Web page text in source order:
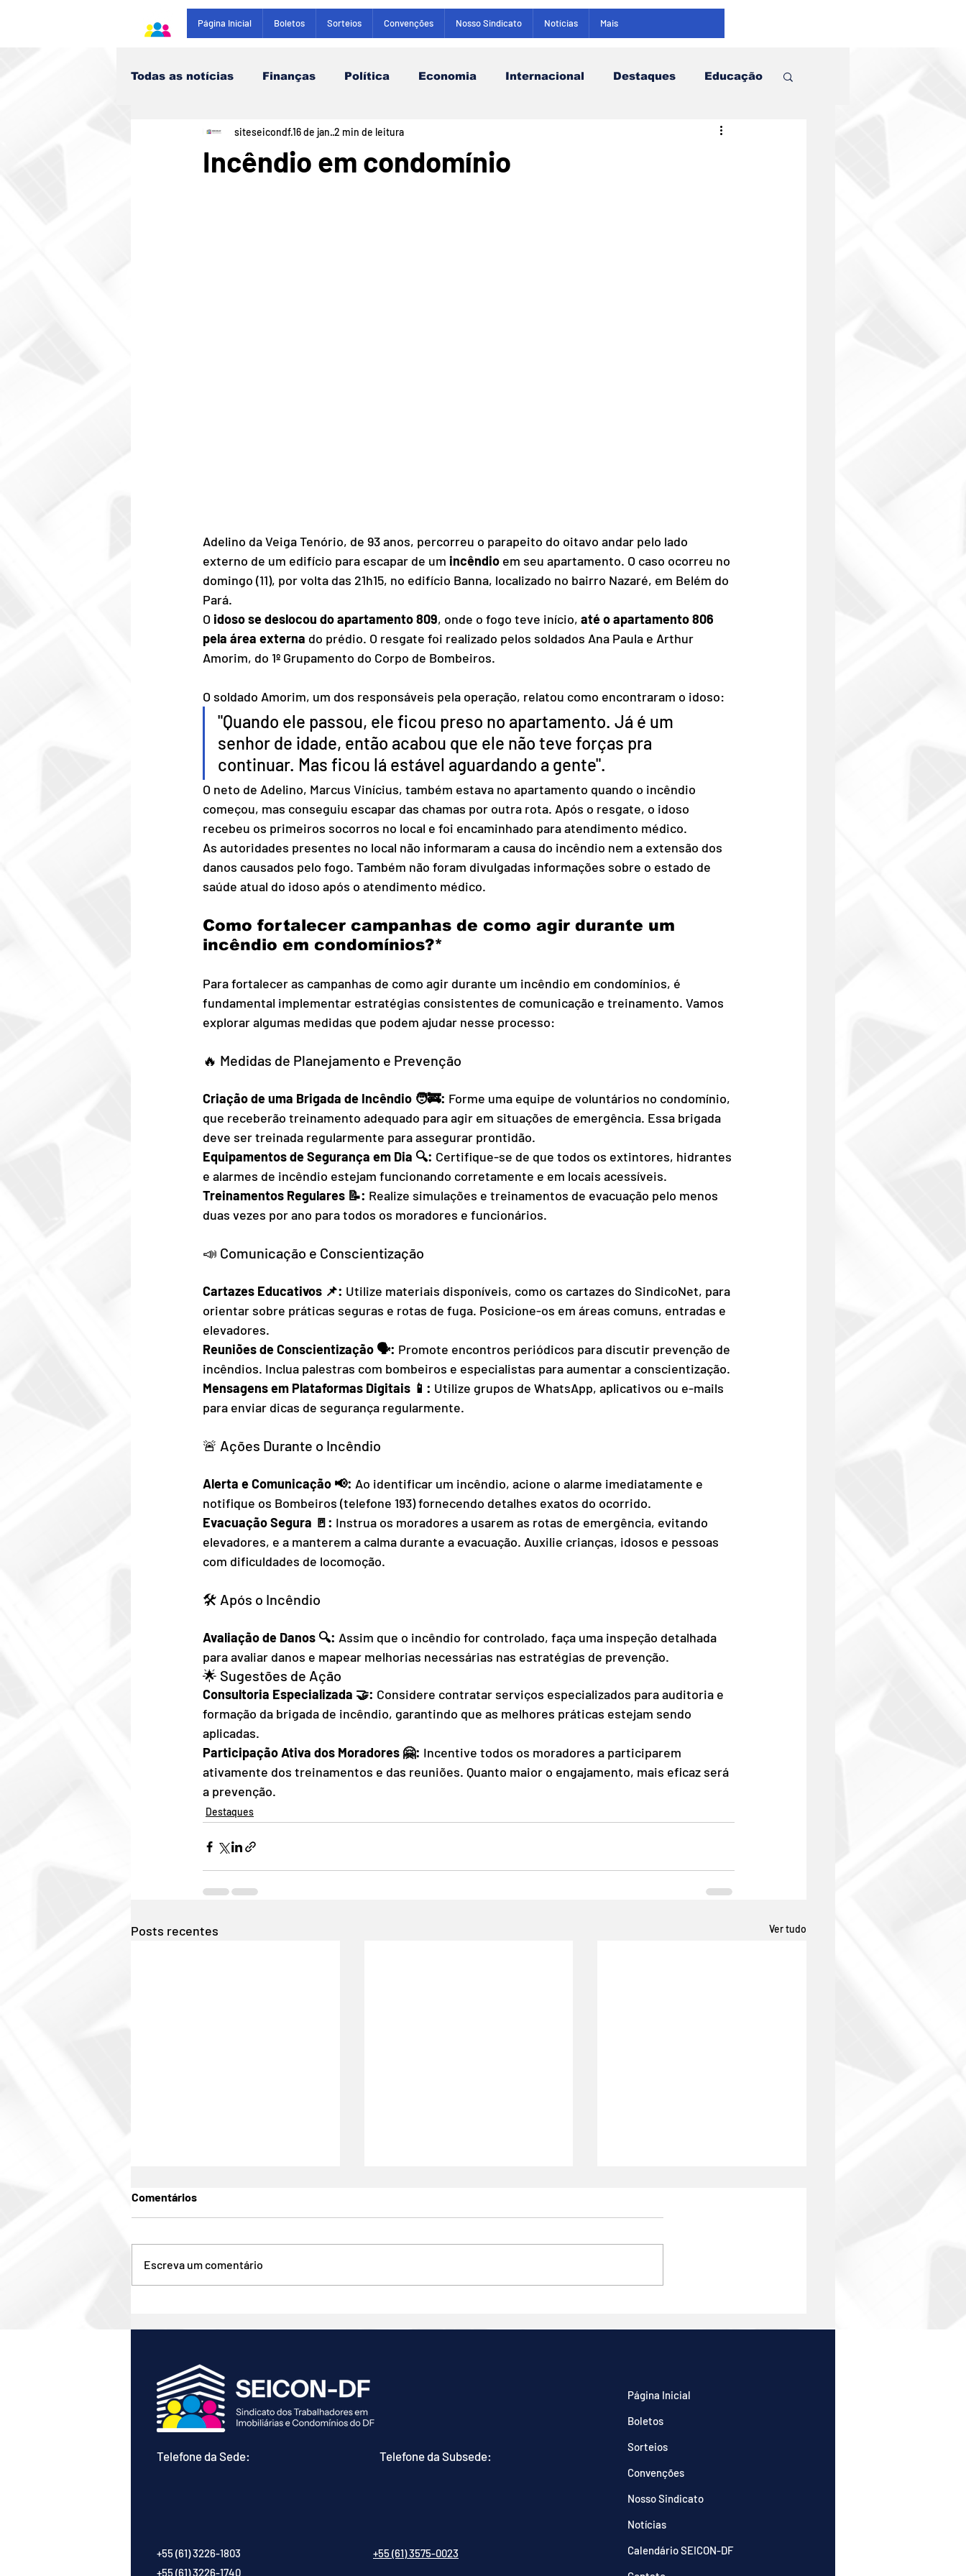
Página Inicial Boletos Sorteios Convenções Nosso Sindicato Notícias Mais
Todas as notícias Finanças Política Economia Internacional Destaques Educação
Incêndio em condomínio
siteseicondf16 de jan.2 min de leitura
Adelino da Veiga Tenório, de 93 anos, percorreu o parapeito do oitavo andar pelo lado
externo de um edifício para escapar de um incêndio em seu apartamento. O caso ocorreu no
domingo (11), por volta das 21h15, no edifício Banna, localizado no bairro Nazaré, em Belém do
Pará.
O idoso se deslocou do apartamento 809, onde o fogo teve início, até o apartamento 806
pela área externa do prédio. O resgate foi realizado pelos soldados Ana Paula e Arthur
Amorim, do 1º Grupamento do Corpo de Bombeiros.
O soldado Amorim, um dos responsáveis pela operação, relatou como encontraram o idoso:
"Quando ele passou, ele ficou preso no apartamento. Já é um
senhor de idade, então acabou que ele não teve forças pra
continuar. Mas ficou lá estável aguardando a gente".
O neto de Adelino, Marcus Vinícius, também estava no apartamento quando o incêndio
começou, mas conseguiu escapar das chamas por outra rota. Após o resgate, o idoso
recebeu os primeiros socorros no local e foi encaminhado para atendimento médico.
As autoridades presentes no local não informaram a causa do incêndio nem a extensão dos
danos causados pelo fogo. Também não foram divulgadas informações sobre o estado de
saúde atual do idoso após o atendimento médico.
Como fortalecer campanhas de como agir durante um
incêndio em condomínios?*
Para fortalecer as campanhas de como agir durante um incêndio em condomínios, é
fundamental implementar estratégias consistentes de comunicação e treinamento. Vamos
explorar algumas medidas que podem ajudar nesse processo:
🔥 Medidas de Planejamento e Prevenção
Criação de uma Brigada de Incêndio 🧑‍🚒: Forme uma equipe de voluntários no condomínio,
que receberão treinamento adequado para agir em situações de emergência. Essa brigada
deve ser treinada regularmente para assegurar prontidão.
Equipamentos de Segurança em Dia 🔍: Certifique-se de que todos os extintores, hidrantes
e alarmes de incêndio estejam funcionando corretamente e em locais acessíveis.
Treinamentos Regulares 📝: Realize simulações e treinamentos de evacuação pelo menos
duas vezes por ano para todos os moradores e funcionários.
📣 Comunicação e Conscientização
Cartazes Educativos 📌: Utilize materiais disponíveis, como os cartazes do SindicoNet, para
orientar sobre práticas seguras e rotas de fuga. Posicione-os em áreas comuns, entradas e
elevadores.
Reuniões de Conscientização 🗣️: Promote encontros periódicos para discutir prevenção de
incêndios. Inclua palestras com bombeiros e especialistas para aumentar a conscientização.
Mensagens em Plataformas Digitais 📱: Utilize grupos de WhatsApp, aplicativos ou e-mails
para enviar dicas de segurança regularmente.
🚨 Ações Durante o Incêndio
Alerta e Comunicação 📢: Ao identificar um incêndio, acione o alarme imediatamente e
notifique os Bombeiros (telefone 193) fornecendo detalhes exatos do ocorrido.
Evacuação Segura 🚪: Instrua os moradores a usarem as rotas de emergência, evitando
elevadores, e a manterem a calma durante a evacuação. Auxilie crianças, idosos e pessoas
com dificuldades de locomoção.
🛠️ Após o Incêndio
Avaliação de Danos 🔍: Assim que o incêndio for controlado, faça uma inspeção detalhada
para avaliar danos e mapear melhorias necessárias nas estratégias de prevenção.
🌟 Sugestões de Ação
Consultoria Especializada 🤝: Considere contratar serviços especializados para auditoria e
formação da brigada de incêndio, garantindo que as melhores práticas estejam sendo
aplicadas.
Participação Ativa dos Moradores 🤗: Incentive todos os moradores a participarem
ativamente dos treinamentos e das reuniões. Quanto maior o engajamento, mais eficaz será
a prevenção.
Destaques
Posts recentes Ver tudo
Comentários
Escreva um comentário
Telefone da Sede:
+55 (61) 3226-1803
+55 (61) 3226-1740
Telefone da Subsede:
+55 (61) 3575-0023
Página Inicial
Boletos
Sorteios
Convenções
Nosso Sindicato
Notícias
Calendário SEICON-DF